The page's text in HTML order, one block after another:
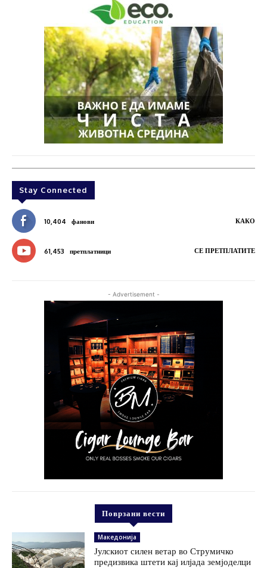
Stay Connected
10,404 фанови КАКО
61,453 претплатници СЕ ПРЕТПЛАТИТЕ
- Advertisement -
Поврзани вести
Македонија
Јулскиот силен ветар во Струмичко
предизвика штети кај илјада земјоделци